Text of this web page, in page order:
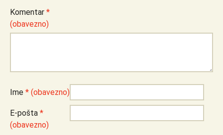
Komentar *
(obavezno)
Ime * (obavezno)
E-pošta *
(obavezno)